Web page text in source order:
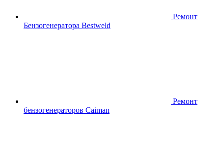
Ремонт
Бензогенератора Bestweld
Ремонт
бензогенераторов Caiman